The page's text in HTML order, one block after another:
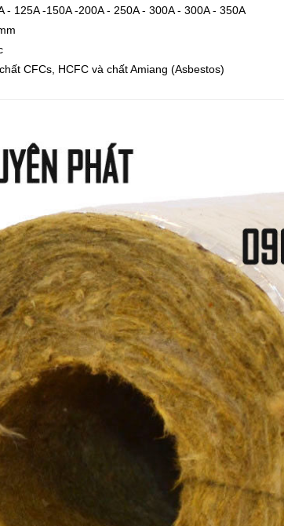
125A -150A -200A - 250A - 300A - 300A - 350A
CFCs, HCFC và chất Amiang (Asbestos)